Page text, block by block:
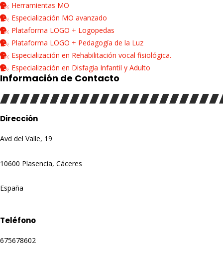
Herramientas MO
Especialización MO avanzado
Plataforma LOGO + Logopedas
Plataforma LOGO + Pedagogía de la Luz
Especialización en Rehabilitación vocal fisiológica.
Especialización en Disfagia Infantil y Adulto
Información de Contacto
Dirección
Avd del Valle, 19
10600 Plasencia, Cáceres
España
Teléfono
675678602